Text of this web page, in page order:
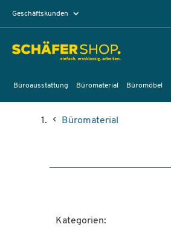
Geschäftskunden
Büroausstattung Büromaterial Büromöbel
Büromaterial
Kategorien: